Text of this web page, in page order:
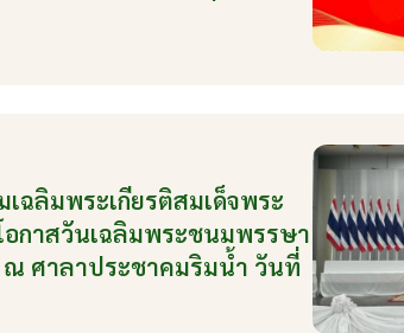
ฉลิมพระเกียรติสมเด็จพระ
อกาสวันเฉลิมพระชนมพรรษา
ณ ศาลาประชาคมริมน้ำ วันที่